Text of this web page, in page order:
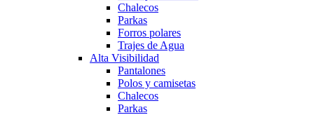
Chalecos
Parkas
Forros polares
Trajes de Agua
Alta Visibilidad
Pantalones
Polos y camisetas
Chalecos
Parkas